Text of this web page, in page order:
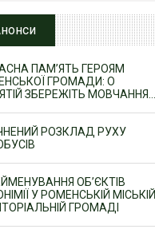
ПАМ’ЯТЬ ГЕРОЯМ
ГРОМАДИ: О
ЗБЕРЕЖІТЬ МОВЧАННЯ…
РОЗКЛАД РУХУ
ОБ’ЄКТІВ
У РОМЕНСЬКІЙ МІСЬКІЙ
ГРОМАДІ